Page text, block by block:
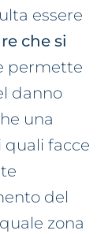
essere
che si
permette
danno
una
facce
del
zona